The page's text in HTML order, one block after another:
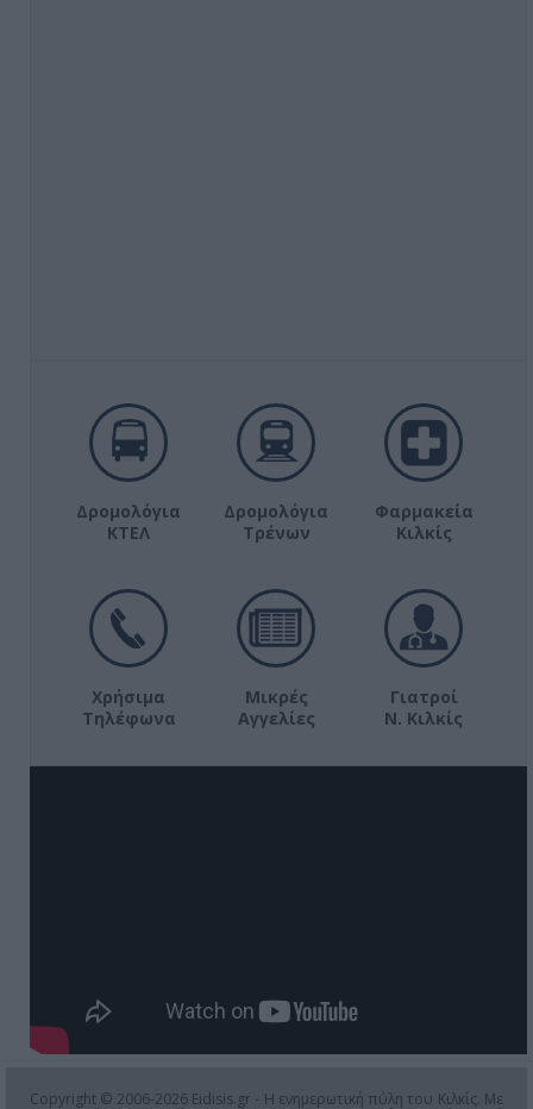
Δρομολόγια
ΚΤΕΛ
Δρομολόγια
Τρένων
Φαρμακεία
Κιλκίς
Χρήσιμα
Τηλέφωνα
Μικρές
Αγγελίες
Γιατροί
Ν. Κιλκίς
Copyright © 2006-2026 Eidisis.gr - Η ενημερωτική πύλη του Κιλκίς. Με